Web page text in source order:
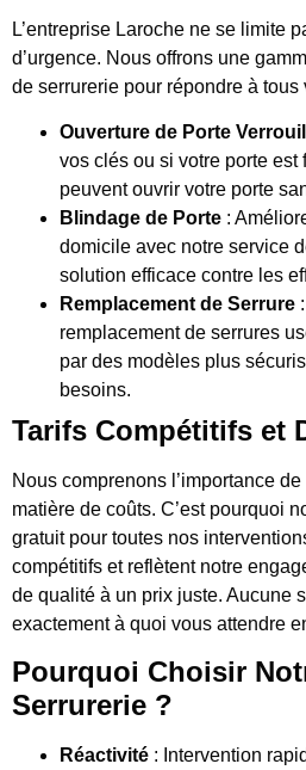
L’entreprise Laroche ne se limite
d’urgence. Nous offrons une
de serrurerie pour répondre à tous
Ouverture de Porte
vos clés ou si votre porte est
peuvent ouvrir votre porte
Blindage de Porte :
domicile avec notre service
solution efficace contre les
Remplacement de Serrure
remplacement de serrures
par des modèles plus
besoins.
Tarifs Compétitifs et
Nous comprenons l’importance
matière de coûts. C’est pourquoi
gratuit pour toutes nos
compétitifs et reflètent notre
de qualité à un prix juste. Aucune
exactement à quoi vous attendre
Pourquoi Choisir
Serrurerie ?
Réactivité : Intervention